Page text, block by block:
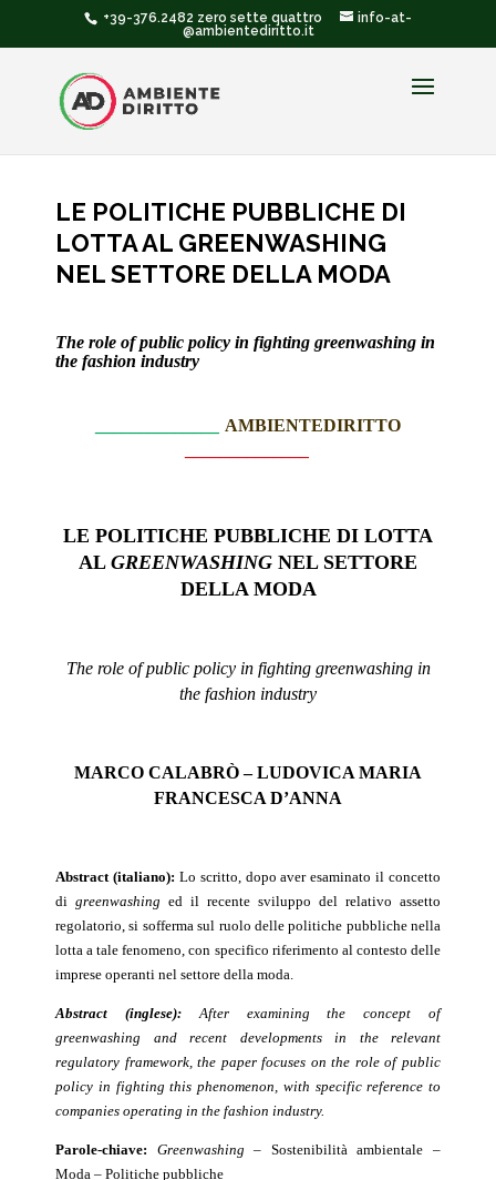
+39-376.2482 zero sette quattro
info-at-
@ambientediritto.it
LE POLITICHE PUBBLICHE DI
LOTTA AL GREENWASHING
NEL SETTORE DELLA MODA
The role of public policy in fighting greenwashing in
the fashion industry
AMBIENTEDIRITTO
LE POLITICHE PUBBLICHE DI LOTTA
AL GREENWASHING NEL SETTORE
DELLA MODA
The role of public policy in fighting greenwashing in
the fashion industry
MARCO CALABRÒ – LUDOVICA MARIA
FRANCESCA D’ANNA
Abstract (italiano): Lo scritto, dopo aver esaminato il concetto
di greenwashing ed il recente sviluppo del relativo assetto
regolatorio, si sofferma sul ruolo delle politiche pubbliche nella
lotta a tale fenomeno, con specifico riferimento al contesto delle
imprese operanti nel settore della moda.
Abstract (inglese):After examining the concept of
greenwashing and recent developments in the relevant
regulatory framework, the paper focuses on the role of public
policy in fighting this phenomenon, with specific reference to
companies operating in the fashion industry.
Parole-chiave: Greenwashing – Sostenibilità ambientale –
Moda – Politiche pubbliche